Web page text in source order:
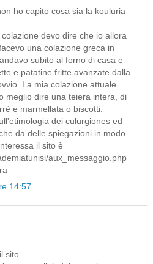
ho capito cosa sia la kouluria
devo dire che io allora
una colazione greca in
subito al forno di casa e
e patatine fritte avanzate dalla
La mia colazione attuale
meglio dire una teiera intera, di
e marmellata o biscotti.
dei culurgiones ed
da delle spiegazioni in modo
il sito è
aux_messaggio.php
14:57
sito.